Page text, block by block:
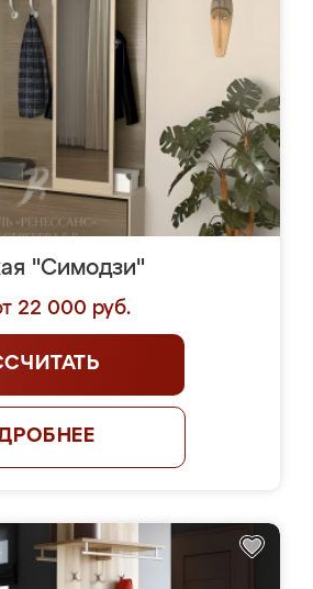
"Симодзи"
22 000 руб.